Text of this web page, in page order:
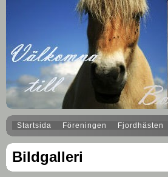
Startsida Föreningen Fjordhästen
Bildgalleri